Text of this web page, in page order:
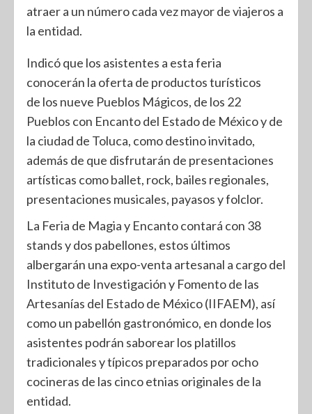
atraer a un número cada vez mayor de viajeros a
la entidad.
Indicó que los asistentes a esta feria
conocerán la oferta de productos turísticos
de los nueve Pueblos Mágicos, de los 22
Pueblos con Encanto del Estado de México y de
la ciudad de Toluca, como destino invitado,
además de que disfrutarán de presentaciones
artísticas como ballet, rock, bailes regionales,
presentaciones musicales, payasos y folclor.
La Feria de Magia y Encanto contará con 38
stands y dos pabellones, estos últimos
albergarán una expo-venta artesanal a cargo del
Instituto de Investigación y Fomento de las
Artesanías del Estado de México (IIFAEM), así
como un pabellón gastronómico, en donde los
asistentes podrán saborear los platillos
tradicionales y típicos preparados por ocho
cocineras de las cinco etnias originales de la
entidad.